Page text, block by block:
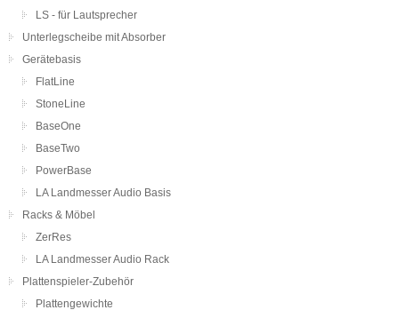
LS - für Lautsprecher
Unterlegscheibe mit Absorber
Gerätebasis
FlatLine
StoneLine
BaseOne
BaseTwo
PowerBase
LA Landmesser Audio Basis
Racks & Möbel
ZerRes
LA Landmesser Audio Rack
Plattenspieler-Zubehör
Plattengewichte